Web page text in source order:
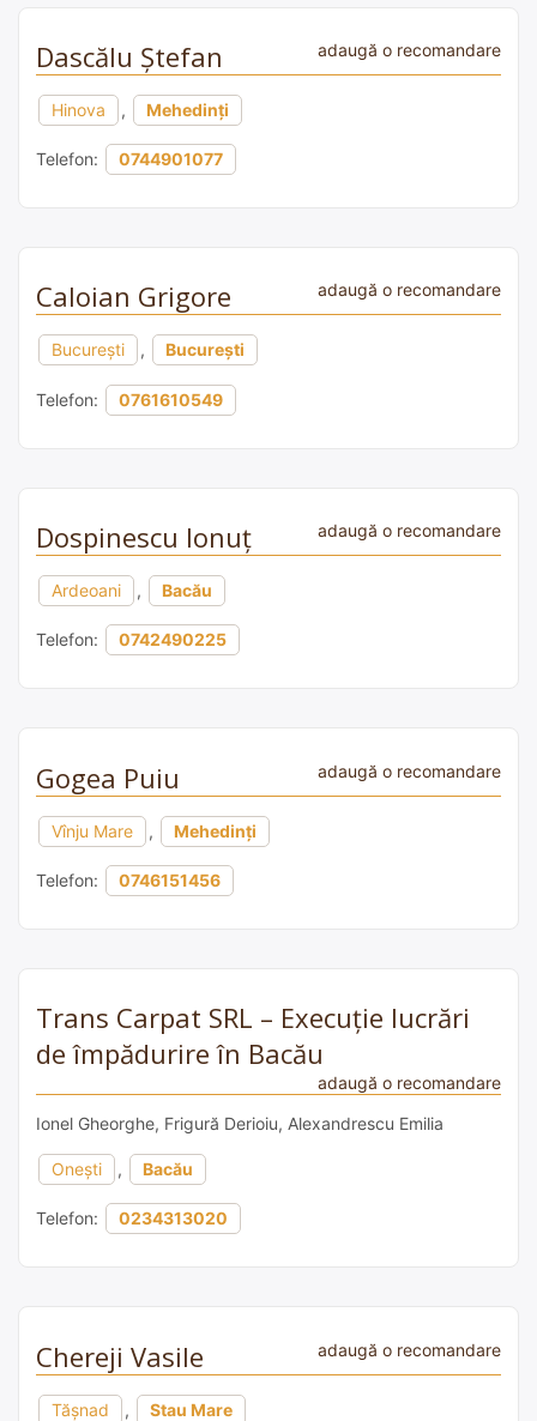
Dascălu Ştefan adaugă o recomandare
Hinova , Mehedinți
Telefon: 0744901077
Caloian Grigore adaugă o recomandare
București , București
Telefon: 0761610549
Dospinescu Ionuț adaugă o recomandare
Ardeoani , Bacău
Telefon: 0742490225
Gogea Puiu adaugă o recomandare
Vînju Mare , Mehedinți
Telefon: 0746151456
Trans Carpat SRL – Execuție lucrări
de împădurire în Bacău
adaugă o recomandare
Ionel Gheorghe, Frigură Derioiu, Alexandrescu Emilia
Onești , Bacău
Telefon: 0234313020
Chereji Vasile adaugă o recomandare
Tășnad , Stau Mare